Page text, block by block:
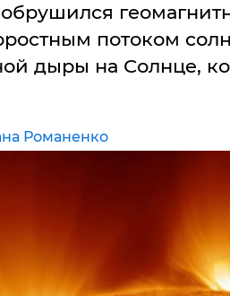
потоком
дыры на Солнце,
Романенко